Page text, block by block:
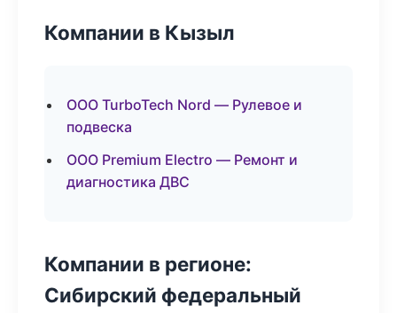
Компании в Кызыл
ООО TurboTech Nord — Рулевое и
подвеска
ООО Premium Electro — Ремонт и
диагностика ДВС
Компании в регионе:
Сибирский федеральный